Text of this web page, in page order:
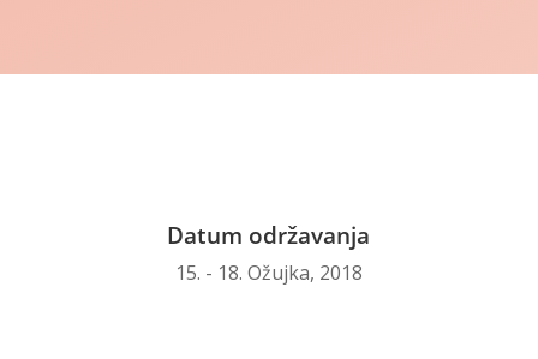
Datum održavanja
15. - 18. Ožujka, 2018